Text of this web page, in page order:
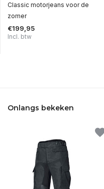
Classic motorjeans voor de
zomer
€199,95
Incl. btw
Onlangs bekeken